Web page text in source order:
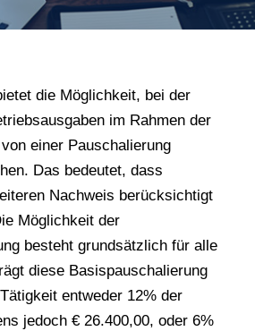
die Möglichkeit, bei der
im Rahmen der
einer Pauschalierung
Das bedeutet, dass
Nachweis berücksichtigt
Möglichkeit der
besteht grundsätzlich für alle
diese Basispauschalierung
entweder 12% der
jedoch € 26.400,00, oder 6%